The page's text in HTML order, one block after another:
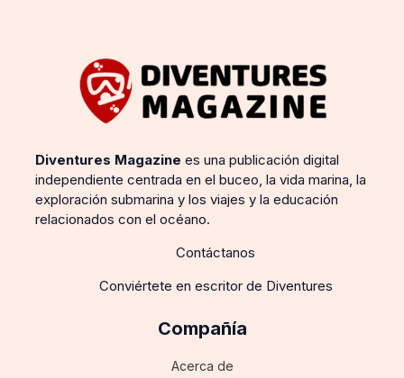
Diventures Magazine es una publicación digital
independiente centrada en el buceo, la vida marina, la
exploración submarina y los viajes y la educación
relacionados con el océano.
Contáctanos
Conviértete en escritor de Diventures
Compañía
Acerca de